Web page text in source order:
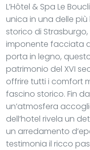
L’Hôtel & Spa Le
unica in una delle
storico di Strasburgo,
imponente facciata
porta in legno,
patrimonio del XVI
offrire tutti i comfort
fascino storico. Fin
un’atmosfera
dell’hotel rivela un
un arredamento
testimonia il ricco